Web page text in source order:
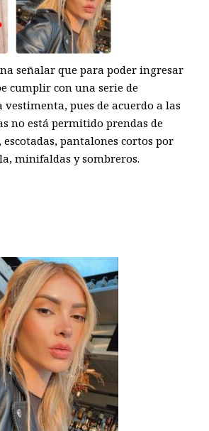
señalar que para poder ingresar
cumplir con una serie de
pues de acuerdo a las
no está permitido prendas de
pantalones cortos por
minifaldas y sombreros.